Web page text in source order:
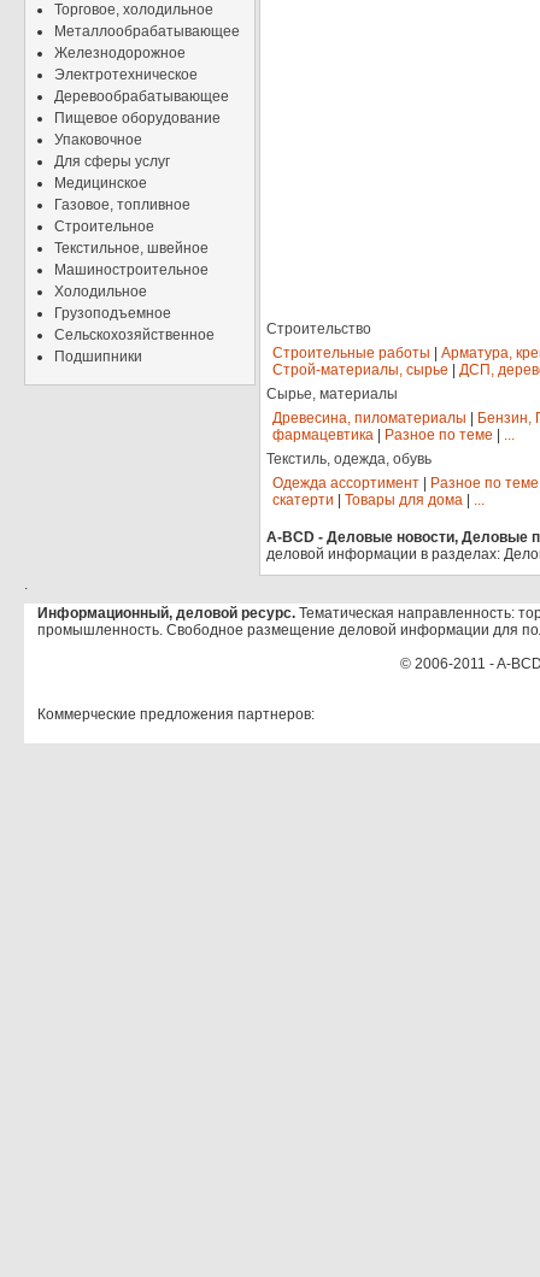
Торговое, холодильное
Металлообрабатывающее
Железнодорожное
Электротехническое
Деревообрабатывающее
Пищевое оборудование
Упаковочное
Для сферы услуг
Медицинское
Газовое, топливное
Строительное
Текстильное, швейное
Машиностроительное
Холодильное
Грузоподъемное
Сельскохозяйственное
Подшипники
Строительство
Строительные работы
Арматура,
Строй-материалы, сырье
ДСП,
Сырье, материалы
Древесина, пиломатериалы
Бензин,
фармацевтика
Разное по теме
...
Текстиль, одежда, обувь
Одежда ассортимент
Разное по теме
скатерти
Товары для дома ...
A-BCD - Деловые новости, Деловые
деловой информации в разделах:
.
Информационный, деловой ресурс. Тематическая направленность:
промышленность. Свободное размещение деловой информации для
© 2006-2011 - A-
Коммерческие предложения партнеров: